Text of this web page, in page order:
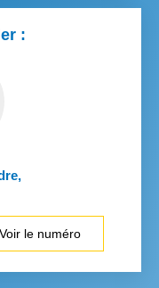
:
,
Voir le numéro